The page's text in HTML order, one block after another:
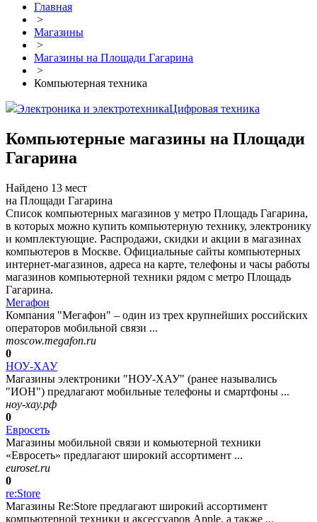
Главная
>
Магазины
>
Магазины на Площади Гагарина
>
Компьютерная техника
Электроника и электротехникаЦифровая техника
Компьютерные магазины на Площади
Гагарина
Найдено 13 мест
на Площади Гагарина
Список компьютерных магазинов у метро Площадь Гагарина,
в которых можно купить компьютерную технику, электронику
и комплектующие. Распродажи, скидки и акции в магазинах
компьютеров в Москве. Официальные сайты компьютерных
интернет-магазинов, адреса на карте, телефоны и часы работы
магазинов компьютерной техники рядом с метро Площадь
Гагарина.
Мегафон
Компания "Мегафон" – один из трех крупнейших российских
операторов мобильной связи ...
moscow.megafon.ru
0
НОУ-ХАУ
Магазины электроники "НОУ-ХАУ" (ранее назывались
"ИОН") предлагают мобильные телефоны и смартфоны ...
ноу-хау.рф
0
Евросеть
Магазины мобильной связи и комьютерной техники
«Евросеть» предлагают широкий ассортимент ...
euroset.ru
0
re:Store
Магазины Re:Store предлагают широкий ассортимент
компьютерной техники и аксессуаров Apple, а также ...